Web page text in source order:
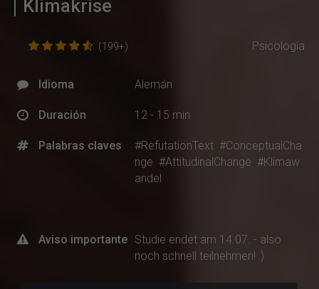
Klimakrise
(199+) Psicología
Idioma Alemán
Duración 12 - 15 min
Palabras claves #RefutationText #ConceptualCha
nge #AttitudinalChange #Klimaw
andel
Aviso importante Studie endet am 14.07. - also
noch schnell teilnehmen! :)